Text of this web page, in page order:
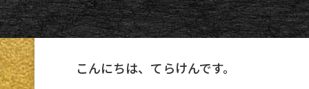
こんにちは、てらけんです。